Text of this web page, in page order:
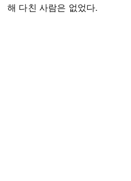
해 다친 사람은 없었다.